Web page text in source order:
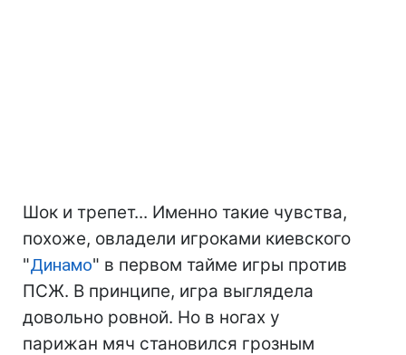
Шок и трепет... Именно такие чувства,
похоже, овладели игроками киевского
"Динамо" в первом тайме игры против
ПСЖ. В принципе, игра выглядела
довольно ровной. Но в ногах у
парижан мяч становился грозным